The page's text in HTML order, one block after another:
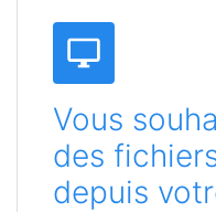
Vous
des
depuis